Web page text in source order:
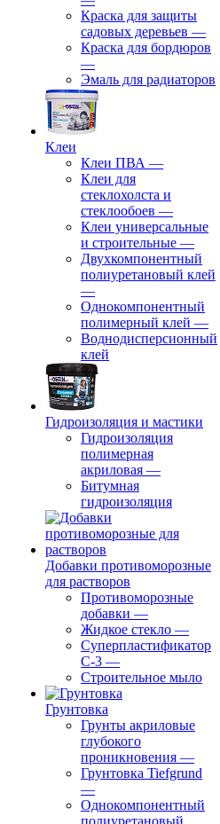
Краска для защиты
садовых деревьев —
⁠Краска для бордюров
—
Эмаль для радиаторов
Клеи
Клеи ПВА —
Клеи для
стеклохолста и
стеклообоев —
Клеи универсальные
и строительные —
Двухкомпонентный
полиуретановый клей
—
Однокомпонентный
полимерный клей —
Воднодисперсионный
клей
Гидроизоляция и мастики
Гидроизоляция
полимерная
акриловая —
Битумная
гидроизоляция
Добавки противоморозные
для растворов
Противоморозные
добавки —
Жидкое стекло —
Суперпластификатор
С-3 —
Строительное мыло
Грунтовка
Грунты акриловые
глубокого
проникновения —
Грунтовка Tiefgrund
—
Однокомпонентный
полиуретановый